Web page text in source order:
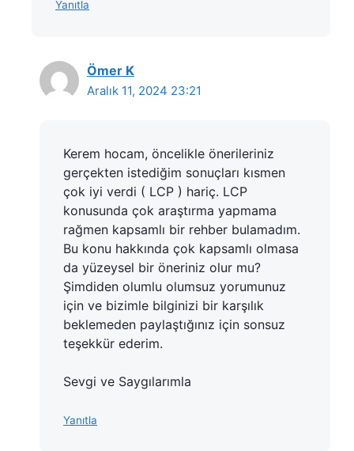
Yanıtla
Ömer K
Aralık 11, 2024 23:21
Kerem hocam, öncelikle önerileriniz
gerçekten istediğim sonuçları kısmen
çok iyi verdi ( LCP ) hariç. LCP
konusunda çok araştırma yapmama
rağmen kapsamlı bir rehber bulamadım.
Bu konu hakkında çok kapsamlı olmasa
da yüzeysel bir öneriniz olur mu?
Şimdiden olumlu olumsuz yorumunuz
için ve bizimle bilginizi bir karşılık
beklemeden paylaştığınız için sonsuz
teşekkür ederim.
Sevgi ve Saygılarımla
Yanıtla